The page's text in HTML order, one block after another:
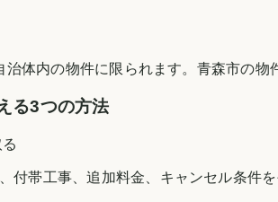
体内の物件に限られます。 青森市の物
る3つの方法
付帯工事、追加料金、キャンセル条件